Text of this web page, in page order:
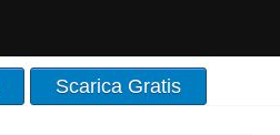
Scarica Gratis